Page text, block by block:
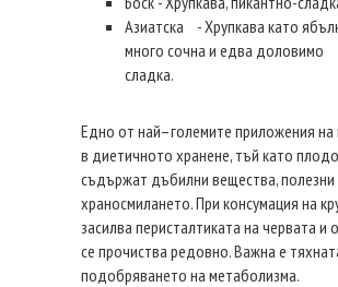
Азиатска - Хрупкава като
много сочна и едва доловимо
сладка.
Едно от най–големите приложения на
в диетичното хранене, тъй като
съдържат дъбилни вещества, полезни
храносмилането. При консумация на
засилва перисталтиката на червата и
се прочиства редовно. Важна е
подобряването на метаболизма.